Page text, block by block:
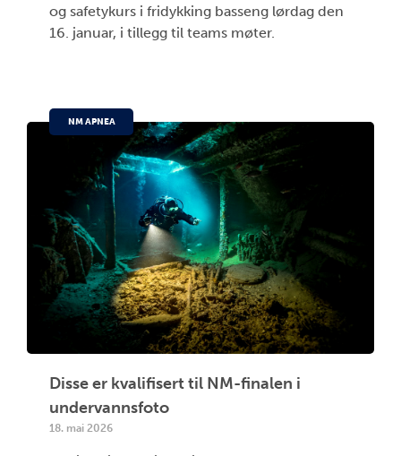
og safetykurs i fridykking basseng lørdag den
16. januar, i tillegg til teams møter.
NM APNEA
Disse er kvalifisert til NM-finalen i
undervannsfoto
18. mai 2026